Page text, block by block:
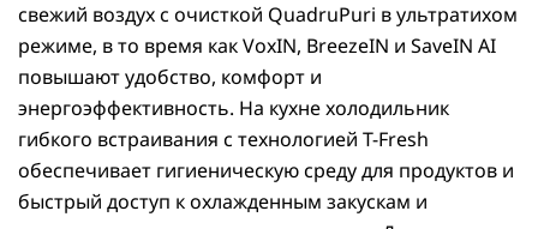
свежий воздух с очисткой QuadruPuri в ультратихом
режиме, в то время как VoxIN, BreezeIN и SaveIN AI
повышают удобство, комфорт и
энергоэффективность. На кухне холодильник
гибкого встраивания с технологией T-Fresh
обеспечивает гигиеническую среду для продуктов и
быстрый доступ к охлажденным закускам и